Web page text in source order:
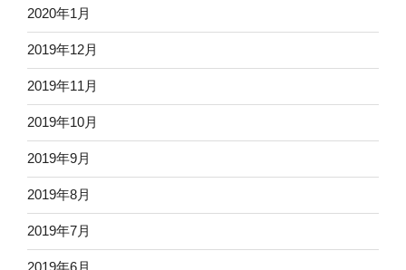
2020年1月
2019年12月
2019年11月
2019年10月
2019年9月
2019年8月
2019年7月